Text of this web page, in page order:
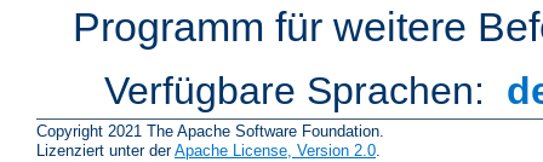
Programm für weitere
Verfügbare Sprachen:
Copyright 2021 The Apache Software Foundation.
Lizenziert unter derApache License, Version 2.0.